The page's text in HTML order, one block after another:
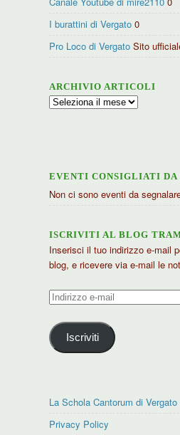
I burattini di Vergato 0
Pro Loco di Vergato Sito
ARCHIVIO ARTICOLI
Archivio
EVENTI CONSIGLIATI DA
Non ci sono eventi da
ISCRIVITI AL BLOG
Inserisci il tuo indirizzo e-mail
blog, e ricevere via e-mail le
Indirizzo
mail
Iscriviti
La Schola Cantorum di Vergato
Privacy Policy